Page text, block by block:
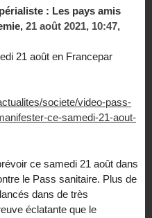
: Les pays amis
21 août 2021, 10:47,
21 août en Francepar
societe/video-pass-
ce-samedi-21-aout-
ce samedi 21 août dans
le Pass sanitaire. Plus de
dans de très
éclatante que le